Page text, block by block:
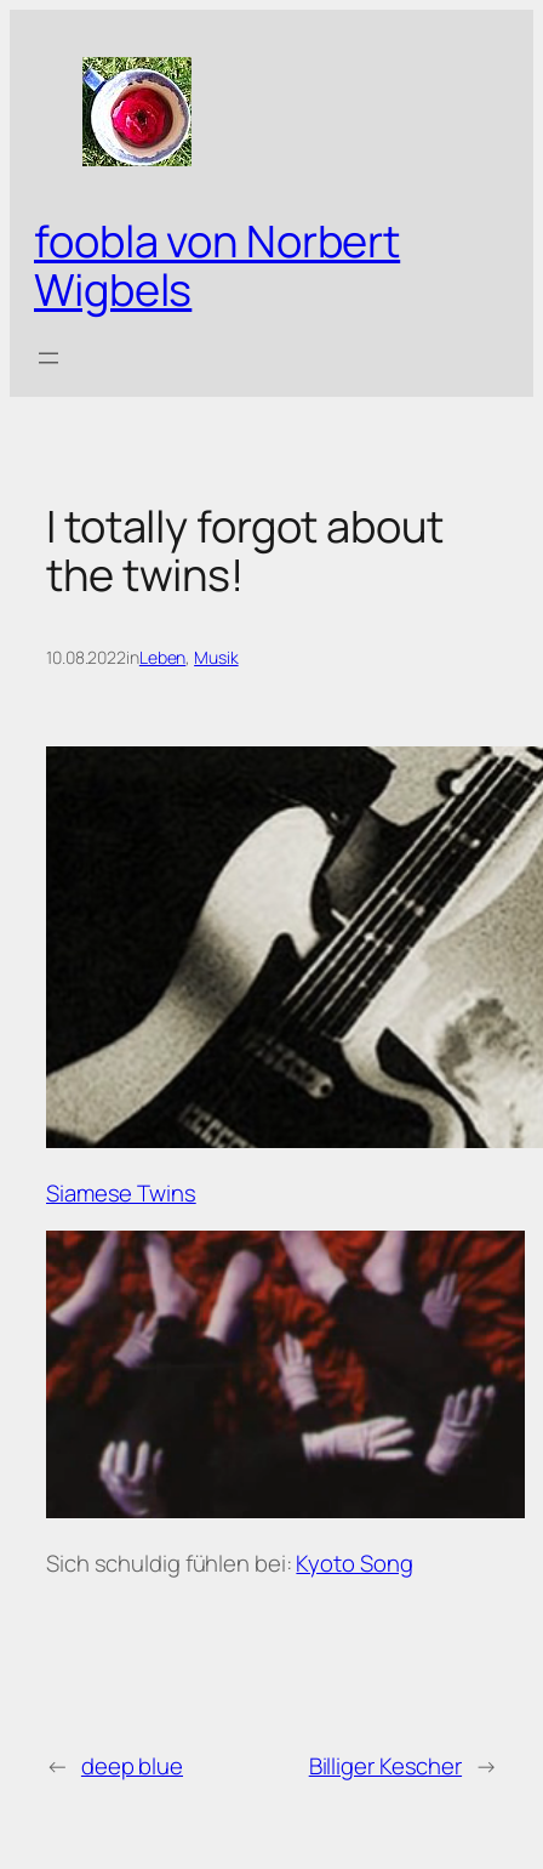
springen
foobla von Norbert
Wigbels
I totally forgot about
the twins!
10.08.2022inLeben, Musik
Siamese Twins
Sich schuldig fühlen bei:Kyoto Song
← deep blue Billiger Kescher →